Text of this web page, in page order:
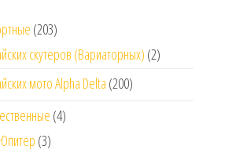
(203)
скутеров (Вариаторных) (2)
мото Alpha Delta (200)
(4)
(3)